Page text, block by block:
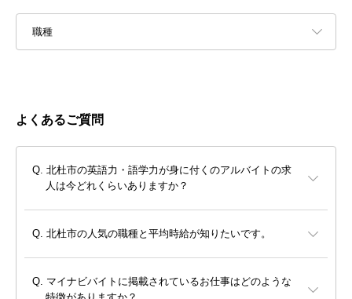
職種
よくあるご質問
北杜市の英語力・語学力が身に付くのアルバイトの求
人は今どれくらいありますか？
北杜市の人気の職種と平均時給が知りたいです。
マイナビバイトに掲載されているお仕事はどのような